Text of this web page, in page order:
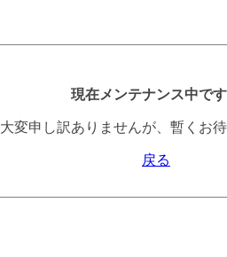
現在メンテナンス中です
大変申し訳ありませんが、暫くお待
戻る